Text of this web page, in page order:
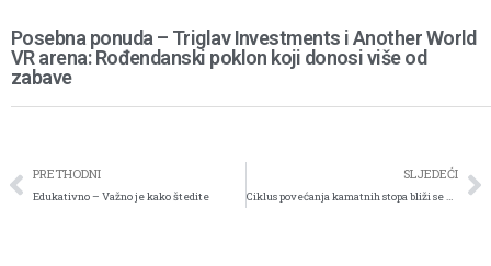
Posebna ponuda – Triglav Investments i Another World
VR arena: Rođendanski poklon koji donosi više od
zabave
PRETHODNI
Edukativno – Važno je kako štedite
SLJEDEĆI
Ciklus povećanja kamatnih stopa bliži se kraju